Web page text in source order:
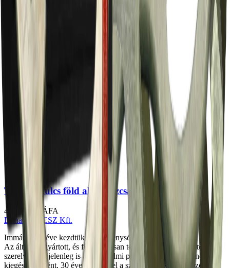
4.
Kapocskulcs BC/A
3300 Ft
Kulcsok
4.
Kapocskulcs BC/B
4094 Ft
Kulcsok
7
Tűzcsapkulcs föld alatti tűzcsaphoz
45 398 Ft
+ ÁFA
Dunamenti
CSZ Kft.
Immáron 50 éve kezdtük el tevékenységünket a tűzvédelem terén.
Az általunk gyártott, és folyamatosan továbbfejlesztett tűzoltó
szerelvények jelenleg is a tűzvédelmi piac fontos részei. Ennek
kiegészítéseként, 30 éve kezdtük el a szerelvényekhez tartozó